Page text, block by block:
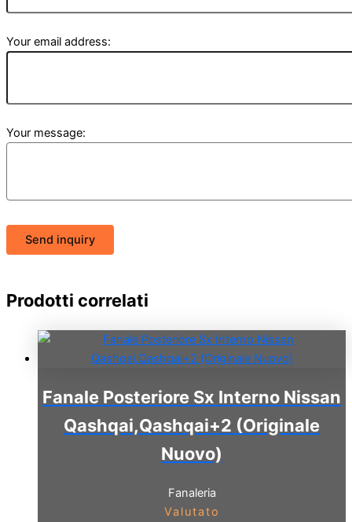
Your email address:
Your message:
Send inquiry
Prodotti correlati
Fanale Posteriore Sx Interno Nissan
Qashqai,Qashqai+2 (Originale
Nuovo)
Fanaleria
Valutato